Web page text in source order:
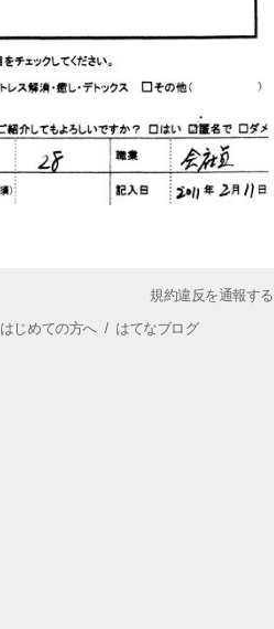
規約違反を通報する
はじめての方へ/ はてなブログ